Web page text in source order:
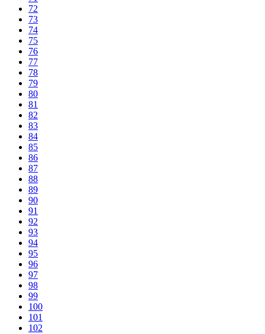
72
73
74
75
76
77
78
79
80
81
82
83
84
85
86
87
88
89
90
91
92
93
94
95
96
97
98
99
100
101
102